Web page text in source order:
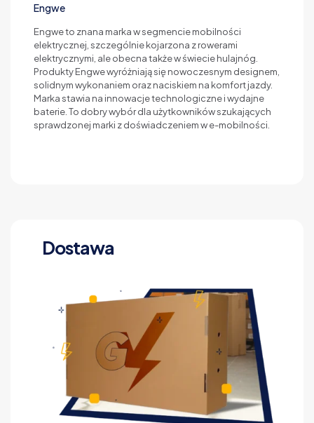
Engwe
Engwe to znana marka w segmencie mobilności
elektrycznej, szczególnie kojarzona z rowerami
elektrycznymi, ale obecna także w świecie hulajnóg.
Produkty Engwe wyróżniają się nowoczesnym designem,
solidnym wykonaniem oraz naciskiem na komfort jazdy.
Marka stawia na innowacje technologiczne i wydajne
baterie. To dobry wybór dla użytkowników szukających
sprawdzonej marki z doświadczeniem w e-mobilności.
Dostawa